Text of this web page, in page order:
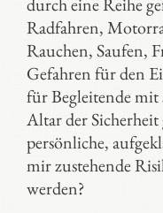
Radfahren,
Rauchen, Saufen,
Gefahren für den
für Begleitende mit
Altar der
persönliche,
mir zustehende
werden?